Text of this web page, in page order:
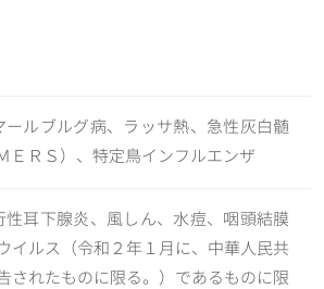
ルブルグ病、ラッサ熱、急性灰白髄
ＥＲＳ）、特定鳥インフルエンザ
耳下腺炎、風しん、水痘、咽頭結膜
イルス（令和２年１月に、中華人民共
されたものに限る。）であるものに限